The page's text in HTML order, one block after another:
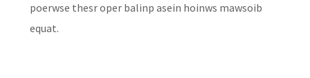
poerwse thesr oper balinp asein hoinws mawsoib
equat.